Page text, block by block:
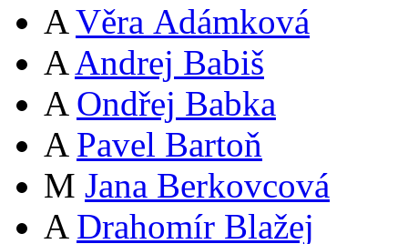
A Věra Adámková
A Andrej Babiš
A Ondřej Babka
A Pavel Bartoň
M Jana Berkovcová
A Drahomír Blažej